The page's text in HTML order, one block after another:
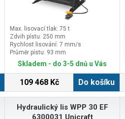
Max. lisovací tlak: 75 t
Zdvih pístu: 250 mm
Rychlost lisování: 7 mm/s
Průměr pístu: 93 mm
Skladem - do 3-5 dnů u Vás
109 468 Kč Do košíku
Hydraulický lis WPP 30 EF
6300031 Unicraft